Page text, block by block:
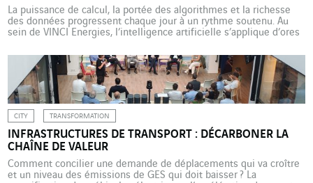
La puissance de calcul, la portée des algorithmes et la richesse
des données progressent chaque jour à un rythme soutenu. Au
sein de VINCI Energies, l’intelligence artificielle s’applique d’ores
médiatique réservé à ChatGPT et à l’IA générative a eu pour
mérite de démystifier et démocratiser le […]
CITY TRANSFORMATION
INFRASTRUCTURES DE TRANSPORT : DÉCARBONER LA
CHAÎNE DE VALEUR
Comment concilier une demande de déplacements qui va croître
et un niveau des émissions de GES qui doit baisser ? La